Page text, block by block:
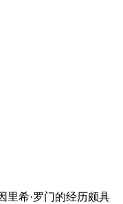
里希·罗门的经历颇具